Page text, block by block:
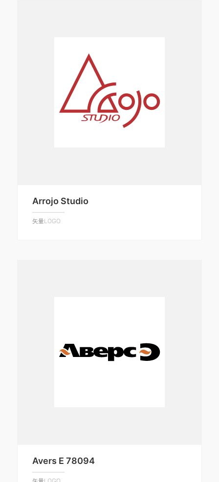
Arrojo Studio
矢量LOGO
Avers E 78094